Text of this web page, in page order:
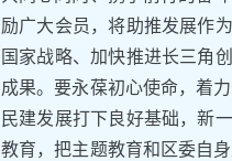
励广大会员，将助推发展作
国家战略、加快推进长三角
成果。要永葆初心使命，着
民建发展打下良好基础，新
教育，把主题教育和区委自